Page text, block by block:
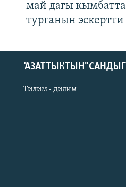
май дагы
турганын эскертти
"АЗАТТЫКТЫН"
Тилим - дилим